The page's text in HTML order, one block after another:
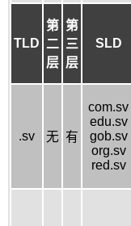
TLD
第
二
层
第
三
层
SLD
.sv 无 有
com.sv
edu.sv
gob.sv
org.sv
red.sv